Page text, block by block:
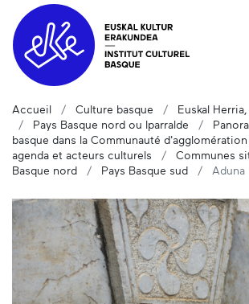
Accueil Culture basque
Euskal
Pays Basque nord ou Iparralde
basque dans la Communauté d'agglomération
agenda et acteurs culturels
Communes
Basque nord
Pays Basque sud Aduna